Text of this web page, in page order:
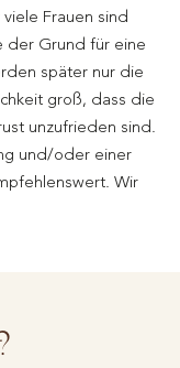
Frauen sind
der Grund für eine
später nur die
groß, dass die
unzufrieden sind.
und/oder einer
Wir